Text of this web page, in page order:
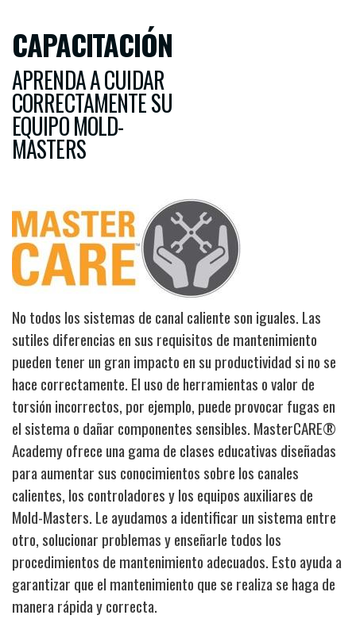
CAPACITACIÓN
APRENDA A CUIDAR
CORRECTAMENTE SU
EQUIPO MOLD-
MASTERS
No todos los sistemas de canal caliente son iguales. Las
sutiles diferencias en sus requisitos de mantenimiento
pueden tener un gran impacto en su productividad si no se
hace correctamente. El uso de herramientas o valor de
torsión incorrectos, por ejemplo, puede provocar fugas en
el sistema o dañar componentes sensibles. MasterCARE®
Academy ofrece una gama de clases educativas diseñadas
para aumentar sus conocimientos sobre los canales
calientes, los controladores y los equipos auxiliares de
Mold-Masters. Le ayudamos a identificar un sistema entre
otro, solucionar problemas y enseñarle todos los
procedimientos de mantenimiento adecuados. Esto ayuda a
garantizar que el mantenimiento que se realiza se haga de
manera rápida y correcta.